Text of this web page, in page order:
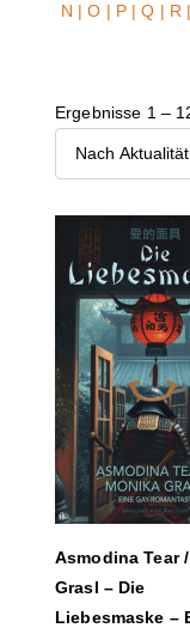
N |O | P|Q | R |
Ergebnisse 1 –
Asmodina Tear
Grasl – Die
Liebesmaske –